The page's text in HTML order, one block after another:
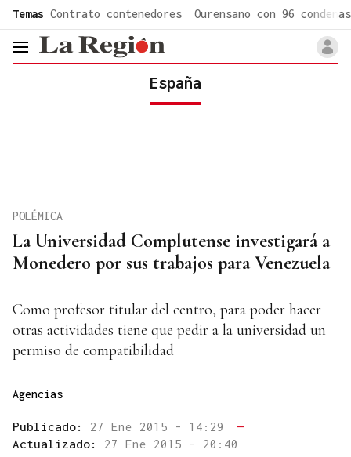
Temas Contrato contenedores Ourensano con 96 condenas
header.menu.open
España
La Universidad Complutense investigará a
Monedero por sus trabajos para Venezuela
POLÉMICA
Como profesor titular del centro, para poder hacer
otras actividades tiene que pedir a la universidad un
permiso de compatibilidad
Agencias
Publicado: 27 Ene 2015 - 14:29
—
Actualizado: 27 Ene 2015 - 20:40